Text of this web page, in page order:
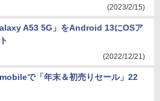
(2023/2/15)
A53 5G」をAndroid 13にOSア
(2022/12/21)
で「年末＆初売りセール」22